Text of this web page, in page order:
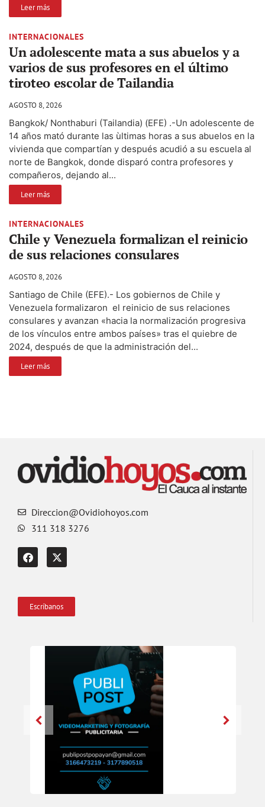
Leer más
INTERNACIONALES
Un adolescente mata a sus abuelos y a
varios de sus profesores en el último
tiroteo escolar de Tailandia
AGOSTO 8, 2026
Bangkok/ Nonthaburi (Tailandia) (EFE) .-Un adolescente de
14 años mató durante las ùltimas horas a sus abuelos en la
vivienda que compartían y después acudió a su escuela al
norte de Bangkok, donde disparó contra profesores y
compañeros, dejando al...
Leer más
INTERNACIONALES
Chile y Venezuela formalizan el reinicio
de sus relaciones consulares
AGOSTO 8, 2026
Santiago de Chile (EFE).- Los gobiernos de Chile y
Venezuela formalizaron el reinicio de sus relaciones
consulares y avanzan «hacia la normalización progresiva
de los vínculos entre ambos países» tras el quiebre de
2024, después de que la administración del...
Leer más
Direccion@Ovidiohoyos.com
311 318 3276
Escríbanos